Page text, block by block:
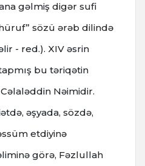
gəlmiş digər sufi
sözü ərəb dilində
- red.). XIV əsrin
bu təriqətin
Nəimidir.
əşyada, sözdə,
etdiyinə
görə, Fəzlullah